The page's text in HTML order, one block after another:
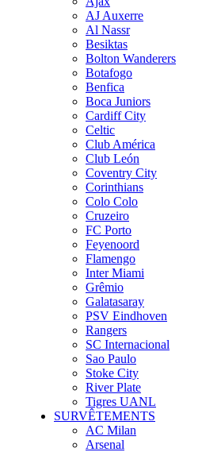
AJ Auxerre
Al Nassr
Besiktas
Bolton Wanderers
Botafogo
Benfica
Boca Juniors
Cardiff City
Celtic
Club América
Club León
Coventry City
Corinthians
Colo Colo
Cruzeiro
FC Porto
Feyenoord
Flamengo
Inter Miami
Grêmio
Galatasaray
PSV Eindhoven
Rangers
SC Internacional
Sao Paulo
Stoke City
River Plate
Tigres UANL
SURVÊTEMENTS
AC Milan
Arsenal